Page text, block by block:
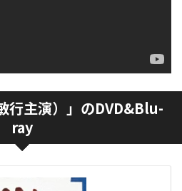
行主演）」のDVD&Blu-
ray